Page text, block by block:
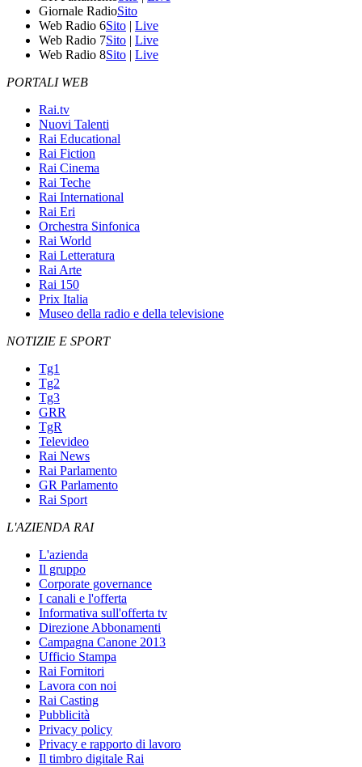
Giornale RadioSito
Web Radio 6Sito | Live
Web Radio 7Sito | Live
Web Radio 8Sito | Live
PORTALI WEB
Rai.tv
Nuovi Talenti
Rai Educational
Rai Fiction
Rai Cinema
Rai Teche
Rai International
Rai Eri
Orchestra Sinfonica
Rai World
Rai Letteratura
Rai Arte
Rai 150
Prix Italia
Museo della radio e della televisione
NOTIZIE E SPORT
Tg1
Tg2
Tg3
GRR
TgR
Televideo
Rai News
Rai Parlamento
GR Parlamento
Rai Sport
L'AZIENDA RAI
L'azienda
Il gruppo
Corporate governance
I canali e l'offerta
Informativa sull'offerta tv
Direzione Abbonamenti
Campagna Canone 2013
Ufficio Stampa
Rai Fornitori
Lavora con noi
Rai Casting
Pubblicità
Privacy policy
Privacy e rapporto di lavoro
Il timbro digitale Rai